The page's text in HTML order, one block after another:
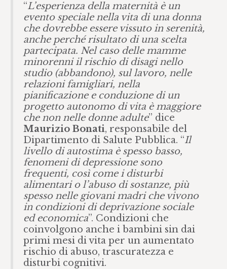
“L’esperienza della maternità è un
evento speciale nella vita di una donna
che dovrebbe essere vissuto in serenità,
anche perché risultato di una scelta
partecipata. Nel caso delle mamme
minorenni il rischio di disagi nello
studio (abbandono), sul lavoro, nelle
relazioni famigliari, nella
pianificazione e conduzione di un
progetto autonomo di vita è maggiore
che non nelle donne adulte” dice
Maurizio Bonati, responsabile del
Dipartimento di Salute Pubblica. “Il
livello di autostima è spesso basso,
fenomeni di depressione sono
frequenti, così come i disturbi
alimentari o l’abuso di sostanze, più
spesso nelle giovani madri che vivono
in condizioni di deprivazione sociale
ed economica”. Condizioni che
coinvolgono anche i bambini sin dai
primi mesi di vita per un aumentato
rischio di abuso, trascuratezza e
disturbi cognitivi.